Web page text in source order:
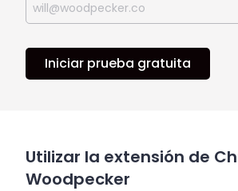
Iniciar prueba gratuita
Utilizar la extensión de
Woodpecker